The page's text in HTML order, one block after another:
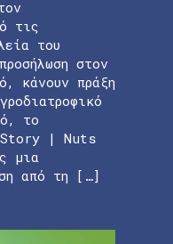
τις
του
στον
κάνουν πράξη
το
Story | Nuts
μια
από τη […]